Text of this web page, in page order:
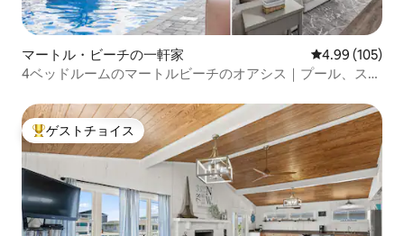
マートル・ビーチの一軒家 レビュー105
4.99 (105)
4ベッドルームのマートルビーチのオアシス｜プール、ス
大好評のゲストチョイスです。
ゲストチョイス